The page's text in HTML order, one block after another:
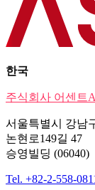
한국
주식회사 어센트
서울특별시 강남
논현로149길 47
승영빌딩 (06040)
Tel. +82-2-558-